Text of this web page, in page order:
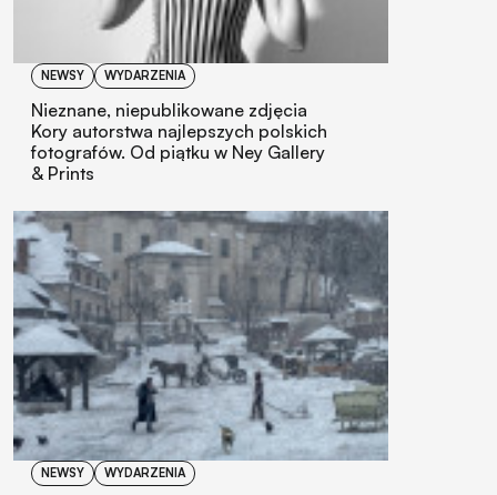
NEWSY WYDARZENIA
Nieznane, niepublikowane zdjęcia
Kory autorstwa najlepszych polskich
fotografów. Od piątku w Ney Gallery
& Prints
NEWSY WYDARZENIA